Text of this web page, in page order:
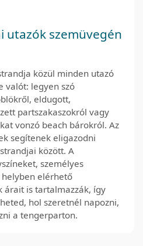
utazók szemüvegén
közül minden utazó
valót: legyen szó
eldugott,
partszakaszokról vagy
vonzó beach bárokról. Az
segítenek eligazodni
között. A
személyes
elérhető
árait is tartalmazzák, így
hol szeretnél napozni,
a tengerparton.